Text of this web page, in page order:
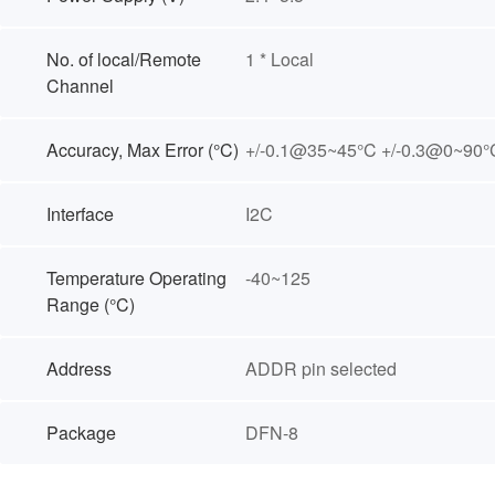
No. of local/Remote
Channel
1 * Local
Accuracy, Max Error (°C) +/-0.1@35~45°C +/-
Interface I2C
Temperature Operating
Range (°C)
-40~125
Address ADDR pin selected
Package DFN-8